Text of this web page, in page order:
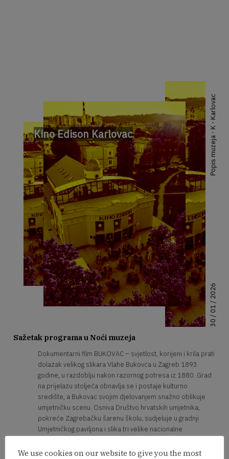
Kino Edison Karlovac
30 / 01 / 2026
Popis muzeja - K - Karlovac
Sažetak programa u Noći muzeja
Dokumentarni film BUKOVAC – svjetlost, korijeni i krila prati
dolazak velikog slikara Vlahe Bukovca u Zagreb 1893.
godine, u razdoblju nakon razornog potresa iz 1880. Grad
na prijelazu stoljeća obnavlja se i postaje kulturno
središte, a Bukovac svojim djelovanjem snažno oblikuje
umjetničku scenu. Osniva Društvo hrvatskih umjetnika,
pokreće Zagrebačku šarenu školu, sudjeluje u gradnji
Umjetničkog paviljona i slika tri velike nacionalne
suvremene paralele povezuje Bukovčevo stvaralaštvo s
We use cookies on our website to give you the most